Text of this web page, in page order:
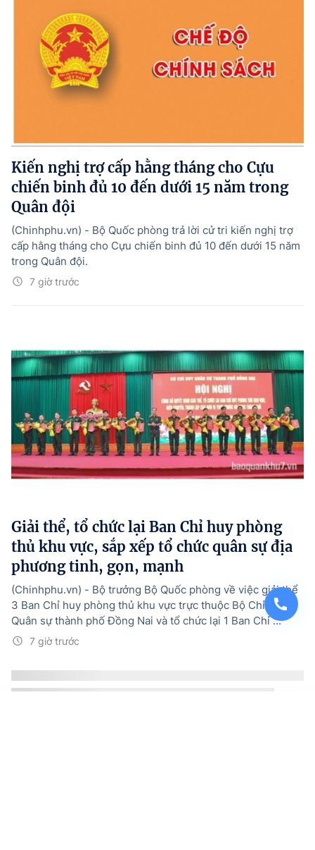
Kiến nghị trợ cấp hằng tháng cho Cựu
chiến binh đủ 10 đến dưới 15 năm trong
Quân đội
7 giờ trước
(Chinhphu.vn) - Bộ Quốc phòng trả lời cử tri kiến nghị trợ
cấp hằng tháng cho Cựu chiến binh đủ 10 đến dưới 15 năm
trong Quân đội.
Giải thể, tổ chức lại Ban Chỉ huy phòng
thủ khu vực, sắp xếp tổ chức quân sự địa
phương tinh, gọn, mạnh
7 giờ trước
(Chinhphu.vn) - Bộ trưởng Bộ Quốc phòng về việc giải thể
3 Ban Chỉ huy phòng thủ khu vực trực thuộc Bộ Chỉ huy
Quân sự thành phố Đồng Nai và tổ chức lại 1 Ban Chỉ ...